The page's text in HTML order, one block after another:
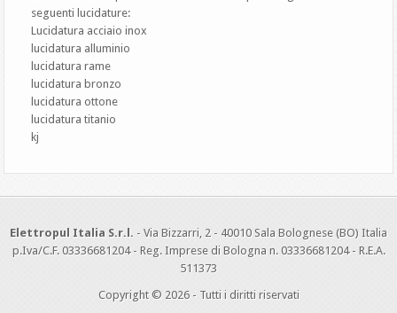
seguenti lucidature:
Lucidatura acciaio inox
lucidatura alluminio
lucidatura rame
lucidatura bronzo
lucidatura ottone
lucidatura titanio
kj
Elettropul Italia S.r.l. - Via Bizzarri, 2 - 40010 Sala Bolognese (BO) Italia
p.Iva/C.F. 03336681204 - Reg. Imprese di Bologna n. 03336681204 - R.E.A.
511373
Copyright © 2026 - Tutti i diritti riservati